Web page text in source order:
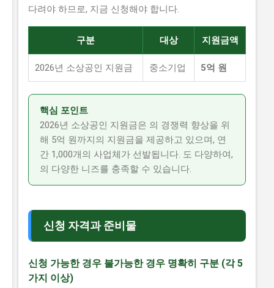
다려야 하므로, 지금 신청해야 합니다.
구분 대상 지원금액
2026년 소상공인 지원금 중소기업 5억 원
핵심 포인트
2026년 소상공인 지원금은 의 경쟁력 향상을 위
해 5억 원까지의 지원금을 제공하고 있으며, 연
간 1,000개의 사업체가 선발됩니다. 도 다양하여,
의 다양한 니즈를 충족할 수 있습니다.
신청 자격과 준비물
신청 가능한 경우 불가능한 경우 명확히 구분 (각 5
가지 이상)